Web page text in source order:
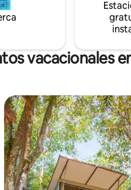
rentas de motos, lavandería y
minimercado.
vacacionales